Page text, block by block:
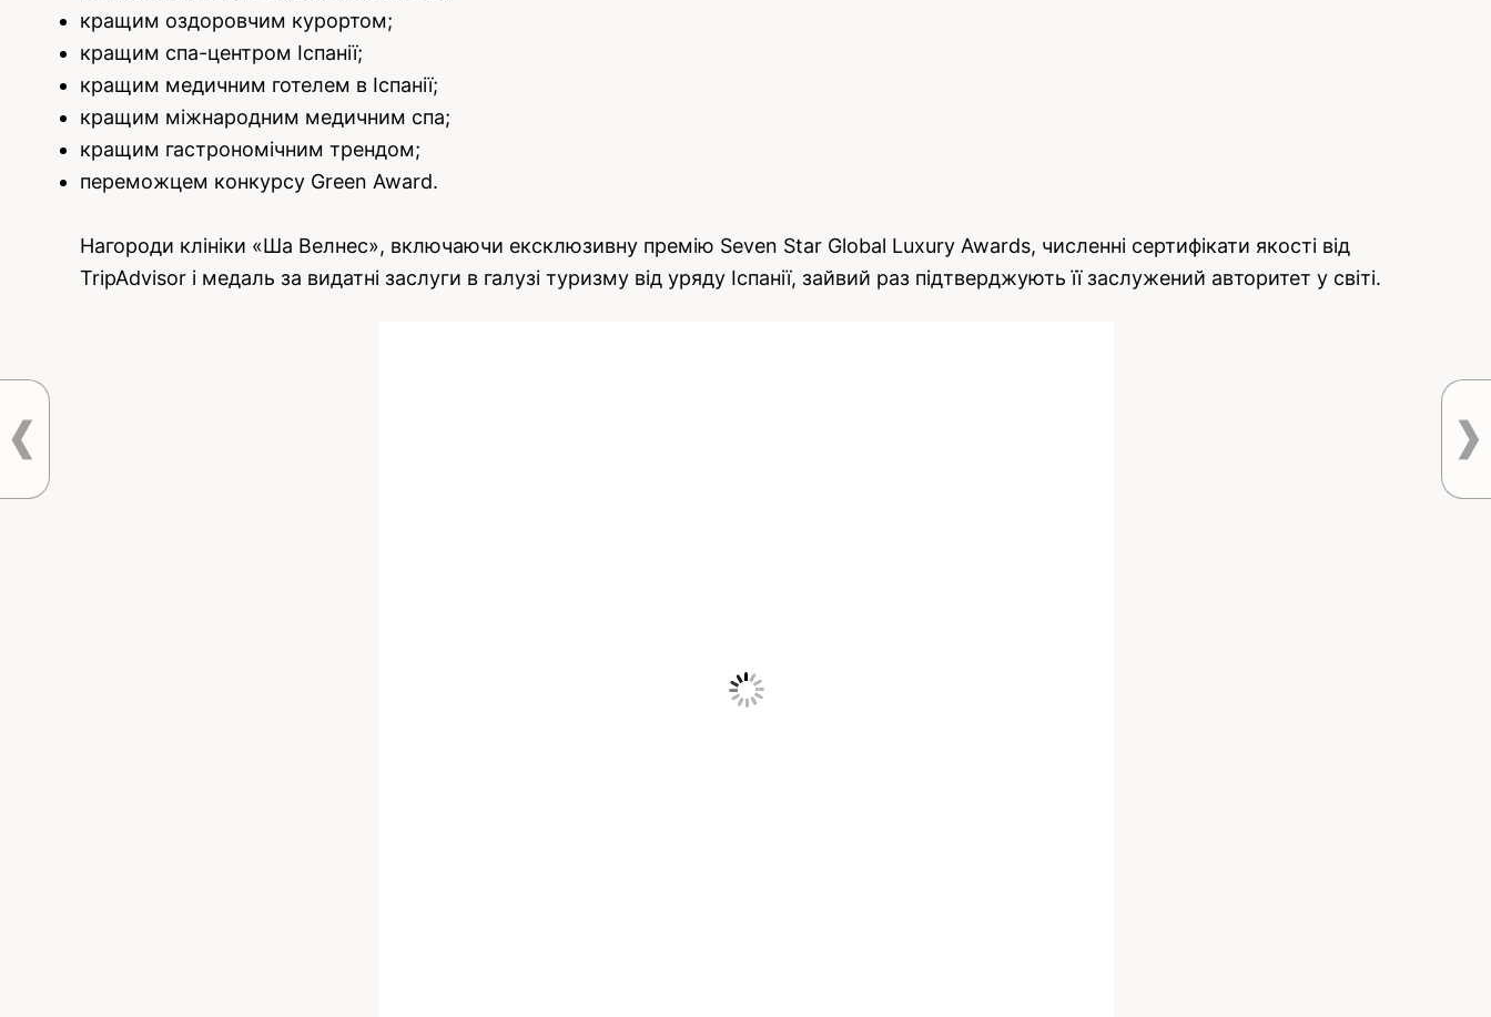
кращим оздоровчим курортом;
кращим спа-центром Іспанії;
кращим медичним готелем в Іспанії;
кращим міжнародним медичним спа;
кращим гастрономічним трендом;
переможцем конкурсу Green Award.
Нагороди клініки «Ша Велнес», включаючи ексклюзивну премію Seven Star Global Luxury Awards, численні сертифікати якості від
TripAdvisor і медаль за видатні заслуги в галузі туризму від уряду Іспанії, зайвий раз підтверджують її заслужений авторитет у світі.